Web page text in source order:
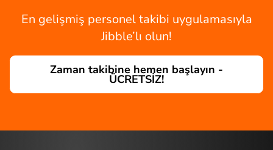
En gelişmiş personel takibi uygulamasıyla
Jibble’lı olun!
Zaman takibine hemen başlayın -
ÜCRETSİZ!